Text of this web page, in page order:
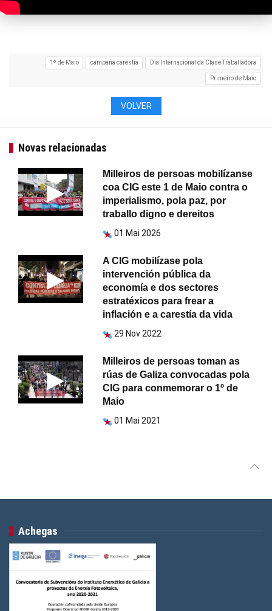
1º de Maio campaña carestia Día Internacional da Clase Traballadora
Primeiro de Maio
VOLVER
Novas relacionadas
Milleiros de persoas mobilízanse
coa CIG este 1 de Maio contra o
imperialismo, pola paz, por
traballo digno e dereitos
01 Mai 2026
A CIG mobilízase pola
intervención pública da
economía e dos sectores
estratéxicos para frear a
inflación e a carestía da vida
29 Nov 2022
Milleiros de persoas toman as
rúas de Galiza convocadas pola
CIG para conmemorar o 1º de
Maio
01 Mai 2021
Achegas